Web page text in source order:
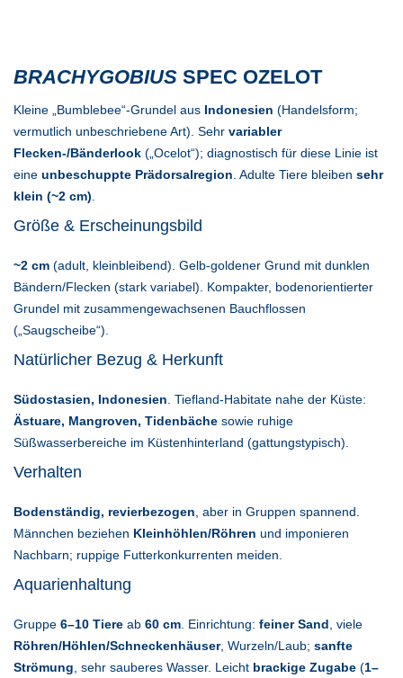
BRACHYGOBIUS SPEC OZELOT
Kleine „Bumblebee“-Grundel aus Indonesien (Handelsform;
vermutlich unbeschriebene Art). Sehr variabler
Flecken-/Bänderlook („Ocelot“); diagnostisch für diese Linie ist
eine unbeschuppte Prä­dorsal­region . Adulte Tiere bleiben sehr
klein (~2 cm)
Größe & Erscheinungsbild
~2 cm (adult, kleinbleibend). Gelb-goldener Grund mit dunklen
Bändern/Flecken (stark variabel). Kompakter, boden­orientierter
Grundel mit zusammen­gewachsenen Bauchflossen
(„Saugscheibe“).
Natürlicher Bezug & Herkunft
Südostasien, Indonesien . Tiefland-Habitate nahe der Küste:
Ästuare, Mangroven, Tidenbäche sowie ruhige
Süßwasserbereiche im Küstenhinterland (gattungs­typisch).
Verhalten
Bodenständig, revierbezogen , aber in Gruppen spannend.
Männchen beziehen Kleinhöhlen/Röhren und imponieren
Nachbarn; ruppige Futterkonkurrenten meiden.
Aquarienhaltung
Gruppe 6–10 Tiere ab 60 cm . Einrichtung: feiner Sand , viele
Röhren/Höhlen/Schneckenhäuser, Wurzeln/Laub; sanfte
Strömung , sehr sauberes Wasser. Leicht brackige Zugabe (1–